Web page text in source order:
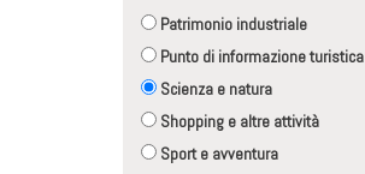
Patrimonio industriale
Punto di informazione turistica
Scienza e natura
Shopping e altre attività
Sport e avventura